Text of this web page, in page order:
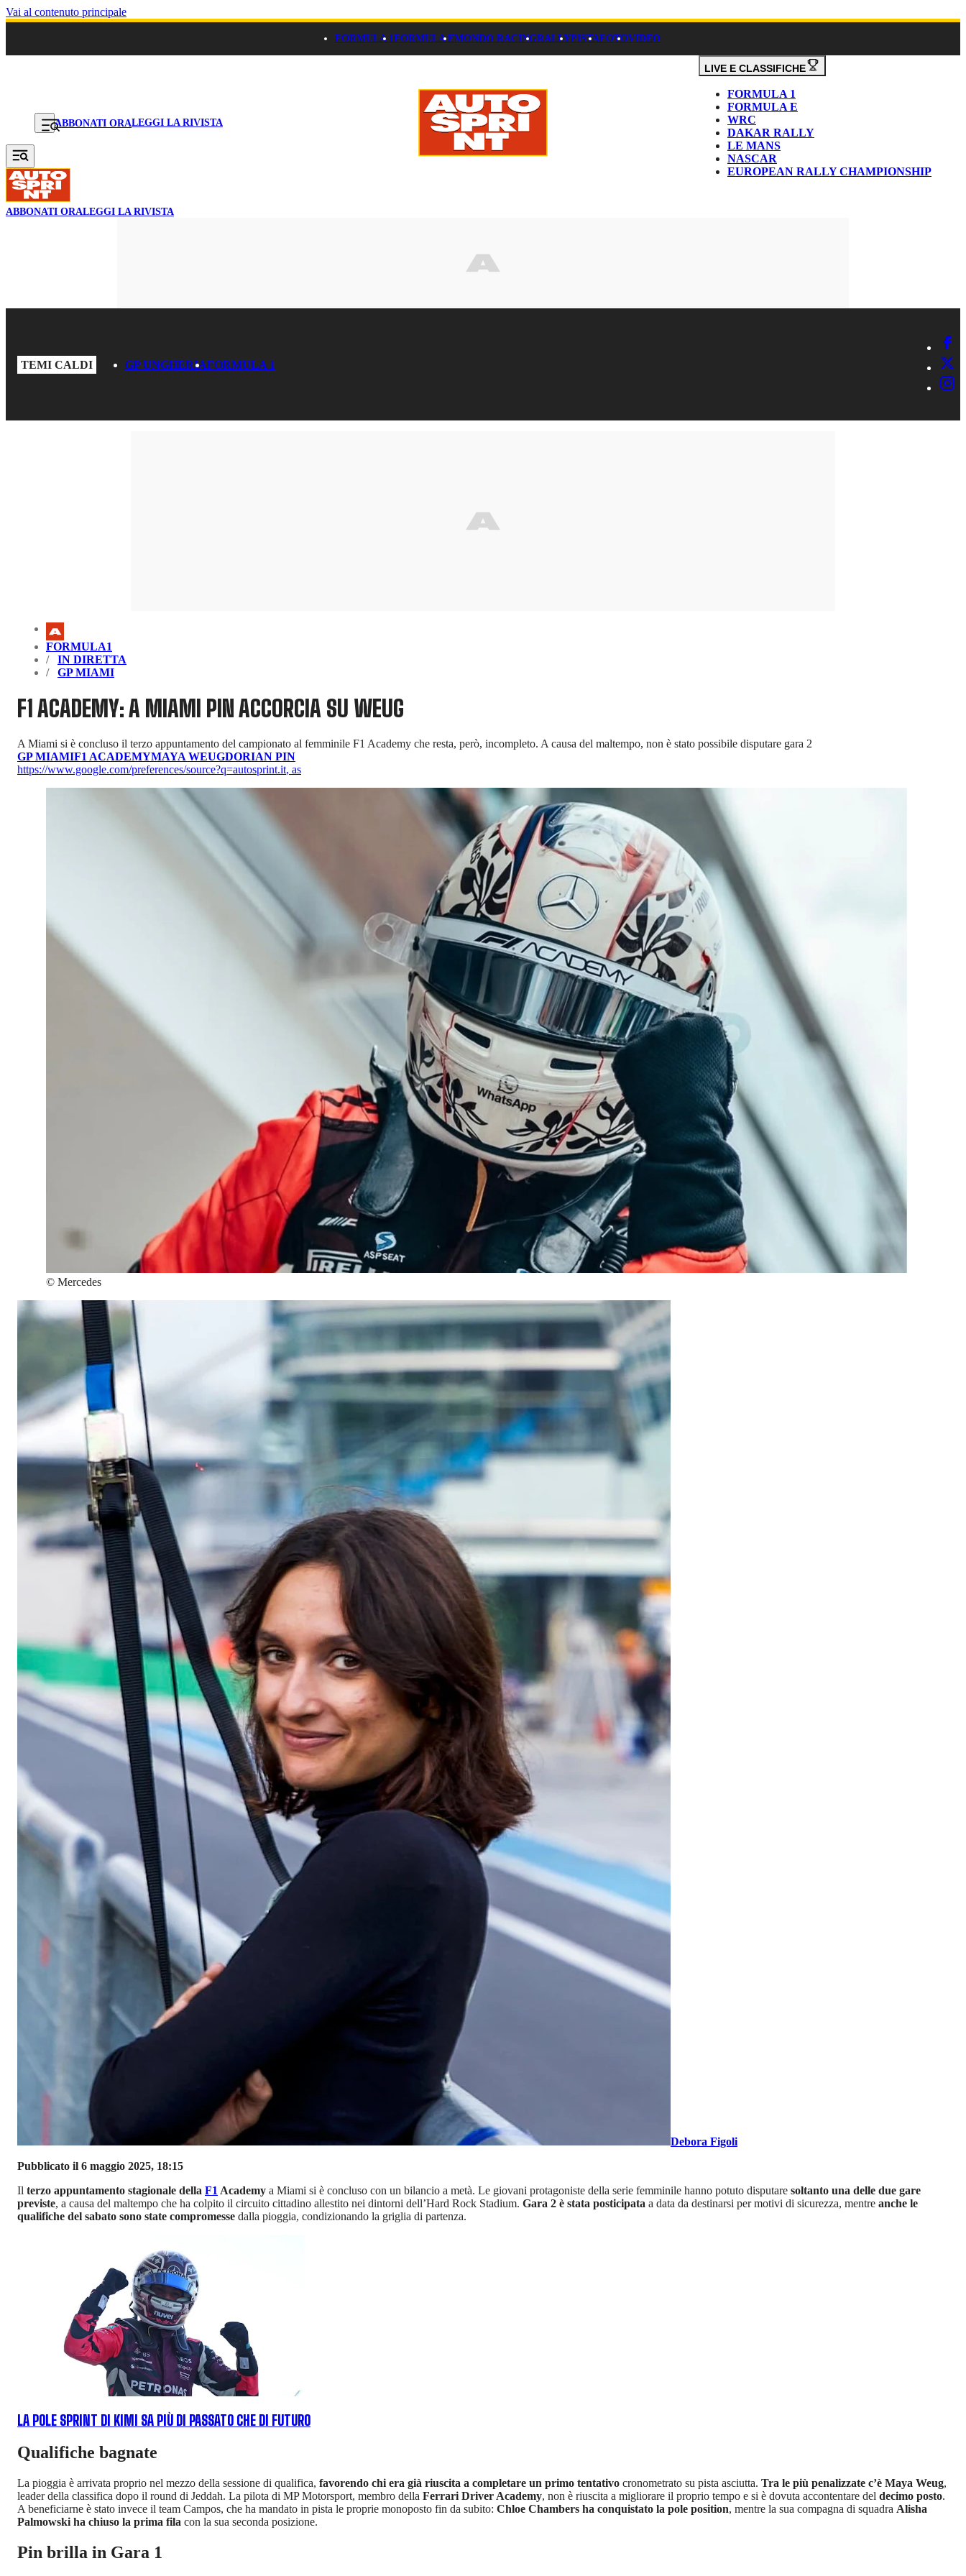
Vai al contenuto principale
FORMULA 1FORMULA EMONDO RACINGRALLYPISTAFOTOVIDEO
ABBONATI ORALEGGI LA RIVISTA
LIVE E CLASSIFICHE
FORMULA 1
FORMULA E
WRC
DAKAR RALLY
LE MANS
NASCAR
EUROPEAN RALLY CHAMPIONSHIP
ABBONATI ORALEGGI LA RIVISTA
TEMI CALDI GP UNGHERIAFORMULA 1
FORMULA1
IN DIRETTA
GP MIAMI
F1 ACADEMY: A MIAMI PIN ACCORCIA SU WEUG
A Miami si è concluso il terzo appuntamento del campionato al femminile F1 Academy che resta, però, incompleto. A causa del maltempo, non è stato possibile disputare gara 2
GP MIAMIF1 ACADEMYMAYA WEUGDORIAN PIN
https://www.google.com/preferences/source?q=autosprint.it, as
© Mercedes
Debora Figoli
Pubblicato il 6 maggio 2025, 18:15
Il terzo appuntamento stagionale della F1 Academy a Miami si è concluso con un bilancio a metà. Le giovani protagoniste della serie femminile hanno potuto disputare soltanto una delle due gare
previste, a causa del maltempo che ha colpito il circuito cittadino allestito nei dintorni dell’Hard Rock Stadium. Gara 2 è stata posticipata a data da destinarsi per motivi di sicurezza, mentre anche le
qualifiche del sabato sono state compromesse dalla pioggia, condizionando la griglia di partenza.
LA POLE SPRINT DI KIMI SA PIÙ DI PASSATO CHE DI FUTURO
Qualifiche bagnate
La pioggia è arrivata proprio nel mezzo della sessione di qualifica, favorendo chi era già riuscita a completare un primo tentativo cronometrato su pista asciutta. Tra le più penalizzate c’è Maya Weug,
leader della classifica dopo il round di Jeddah. La pilota di MP Motorsport, membro della Ferrari Driver Academy, non è riuscita a migliorare il proprio tempo e si è dovuta accontentare del decimo posto.
A beneficiarne è stato invece il team Campos, che ha mandato in pista le proprie monoposto fin da subito: Chloe Chambers ha conquistato la pole position, mentre la sua compagna di squadra Alisha
Palmowski ha chiuso la prima fila con la sua seconda posizione.
Pin brilla in Gara 1